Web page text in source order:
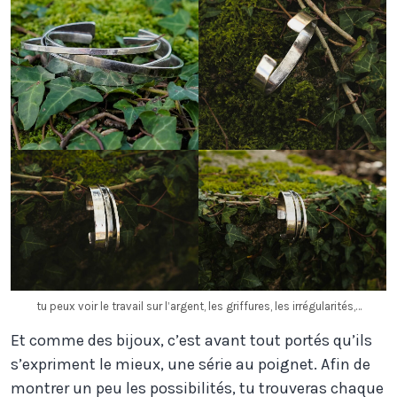
tu peux voir le travail sur l’argent, les griffures, les irrégularités,…
Et comme des bijoux, c’est avant tout portés qu’ils
s’expriment le mieux, une série au poignet. Afin de
montrer un peu les possibilités, tu trouveras chaque